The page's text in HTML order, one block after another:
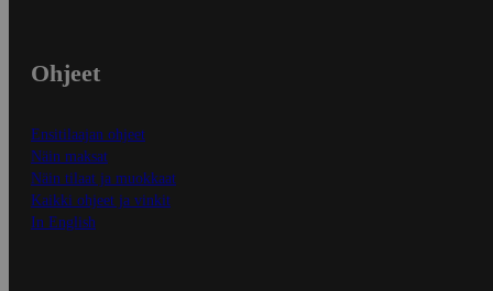
Ohjeet
Ensitilaajan ohjeet
Näin maksat
Näin tilaat ja muokkaat
Kaikki ohjeet ja vinkit
In English